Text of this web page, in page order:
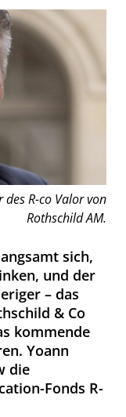
R-co Valor von
Rothschild AM.
sich,
und der
– das
& Co
kommende
Yoann
die
Fonds R-